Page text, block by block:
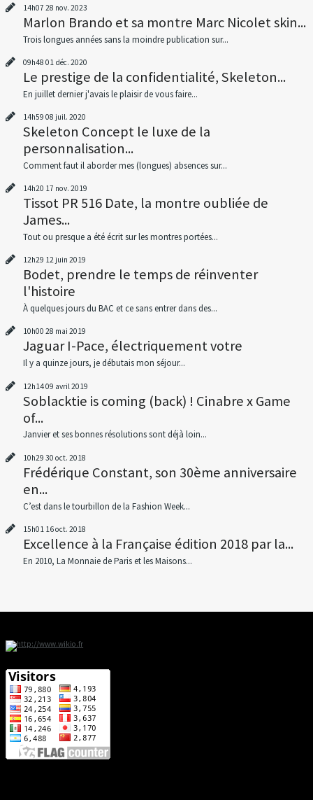
14h07 28 nov. 2023
Marlon Brando et sa montre Marc Nicolet skin...
Trois longues années sans la moindre publication sur...
09h48 01 déc. 2020
Le prestige de la confidentialité, Skeleton...
En juillet dernier j'avais le plaisir de vous faire...
14h59 08 juil. 2020
Skeleton Concept le luxe de la
personnalisation...
Comment faut il aborder mes (longues) absences sur...
14h20 17 nov. 2019
Tissot PR 516 Date, la montre oubliée de
James...
Tout ou presque a été écrit sur les montres portées...
12h29 12 juin 2019
Bodet, prendre le temps de réinventer
l'histoire
À quelques jours du BAC et ce sans entrer dans des...
10h00 28 mai 2019
Jaguar I-Pace, électriquement votre
Il y a quinze jours, je débutais mon séjour...
12h1409 avril 2019
Soblacktie is coming (back) ! Cinabre x Game
of...
Janvier et ses bonnes résolutions sont déjà loin...
10h29 30 oct. 2018
Frédérique Constant, son 30ème anniversaire
en...
C’est dans le tourbillon de la Fashion Week...
15h01 16oct. 2018
Excellence à la Française édition 2018 par la...
En 2010, La Monnaie de Paris et les Maisons...